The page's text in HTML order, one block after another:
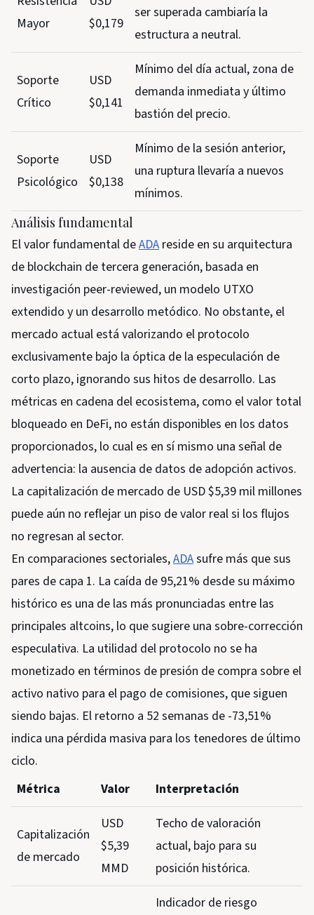
Mayor
$0,179
ser superada cambiaría la
estructura a neutral.
Soporte
Crítico
USD
$0,141
Mínimo del día actual, zona de
demanda inmediata y último
bastión del precio.
Soporte
Psicológico
USD
$0,138
Mínimo de la sesión anterior,
una ruptura llevaría a nuevos
mínimos.
Análisis fundamental
El valor fundamental deADA reside en su arquitectura
de blockchain de tercera generación, basada en
investigación peer-reviewed, un modelo UTXO
extendido y un desarrollo metódico. No obstante, el
mercado actual está valorizando el protocolo
exclusivamente bajo la óptica de la especulación de
corto plazo, ignorando sus hitos de desarrollo. Las
métricas en cadena del ecosistema, como el valor total
bloqueado en DeFi, no están disponibles en los datos
proporcionados, lo cual es en sí mismo una señal de
advertencia: la ausencia de datos de adopción activos.
La capitalización de mercado de USD $5,39 mil millones
puede aún no reflejar un piso de valor real si los flujos
no regresan al sector.
En comparaciones sectoriales,ADAsufre más que sus
pares de capa 1. La caída de 95,21% desde su máximo
histórico es una de las más pronunciadas entre las
principales altcoins, lo que sugiere una sobre-corrección
especulativa. La utilidad del protocolo no se ha
monetizado en términos de presión de compra sobre el
activo nativo para el pago de comisiones, que siguen
siendo bajas. El retorno a 52 semanas de -73,51%
indica una pérdida masiva para los tenedores de último
ciclo.
Métrica
Valor Interpretación
Capitalización
de mercado
USD
$5,39
MMD
Techo de valoración
actual, bajo para su
posición histórica.
Indicador de riesgo